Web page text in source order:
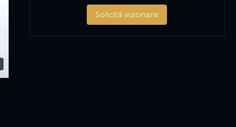
Solicită vizionare